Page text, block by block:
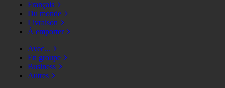
Français
Du monde
Livraison
À emporter
Avec...
En groupe
Business
Autres